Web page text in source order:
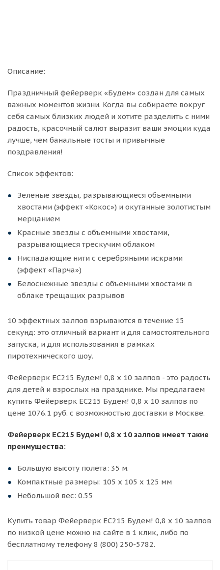
Описание:
Праздничный фейерверк «Будем» создан для самых
важных моментов жизни. Когда вы собираете вокруг
себя самых близких людей и хотите разделить с ними
радость, красочный салют выразит ваши эмоции куда
лучше, чем банальные тосты и привычные
поздравления!
Список эффектов:
Зеленые звезды, разрывающиеся объемными
хвостами (эффект «Кокос») и окутанные золотистым
мерцанием
Красные звезды с объемными хвостами,
разрывающиеся трескучим облаком
Ниспадающие нити с серебряными искрами
(эффект «Парча»)
Белоснежные звезды с объемными хвостами в
облаке трещащих разрывов
10 эффектных залпов взрываются в течение 15
секунд: это отличный вариант и для самостоятельного
запуска, и для использования в рамках
пиротехнического шоу.
Фейерверк ЕС215 Будем! 0,8 х 10 залпов - это радость
для детей и взрослых на празднике. Мы предлагаем
купить Фейерверк ЕС215 Будем! 0,8 х 10 залпов по
цене 1076.1 руб. с возможностью доставки в Москве.
Фейерверк ЕС215 Будем! 0,8 х 10 залпов имеет такие
преимущества:
Большую высоту полета: 35 м.
Компактные размеры: 105 х 105 х 125 мм
Небольшой вес: 0.55
Купить товар Фейерверк ЕС215 Будем! 0,8 х 10 залпов
по низкой цене можно на сайте в 1 клик, либо по
бесплатному телефону 8 (800) 250-5782.